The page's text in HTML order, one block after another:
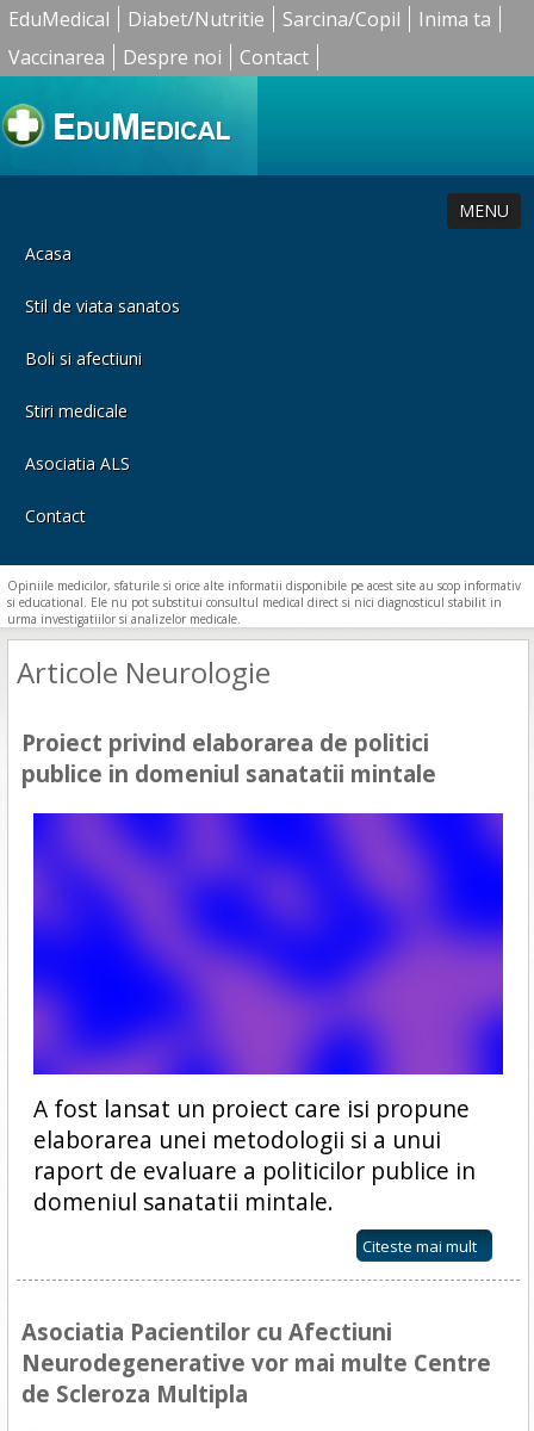
EduMedical Diabet/Nutritie Sarcina/Copil
Inima ta
Vaccinarea
Despre noi Contact
MENU
Acasa
Stil de viata sanatos
Boli si afectiuni
Stiri medicale
Asociatia ALS
Contact
Opiniile medicilor, sfaturile si orice alte informatii disponibile pe acest site au scop informativ
si educational. Ele nu pot substitui consultul medical direct si nici diagnosticul stabilit in
urma investigatiilor si analizelor medicale.
Articole Neurologie
Proiect privind elaborarea de politici
publice in domeniul sanatatii mintale
A fost lansat un proiect care isi propune
elaborarea unei metodologii si a unui
raport de evaluare a politicilor publice in
domeniul sanatatii mintale.
Citeste mai mult
Asociatia Pacientilor cu Afectiuni
Neurodegenerative vor mai multe Centre
de Scleroza Multipla